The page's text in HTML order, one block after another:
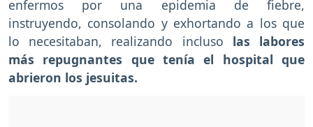
enfermos por una epidemia de fiebre,
instruyendo, consolando y exhortando a los que
lo necesitaban, realizando incluso las labores
más repugnantes que tenía el hospital que
abrieron los jesuitas.